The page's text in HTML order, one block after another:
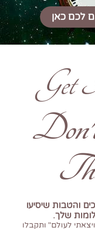
לכם כאן
Get